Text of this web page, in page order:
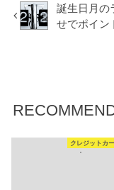
誕生日月の
せでポイン
クレジットカ